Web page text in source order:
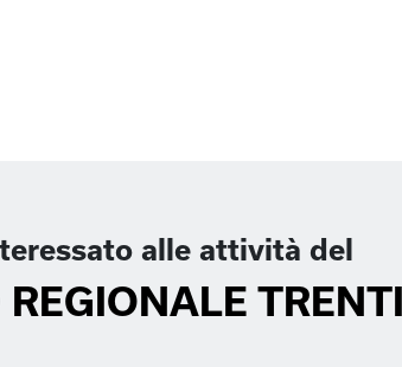
alle attività del